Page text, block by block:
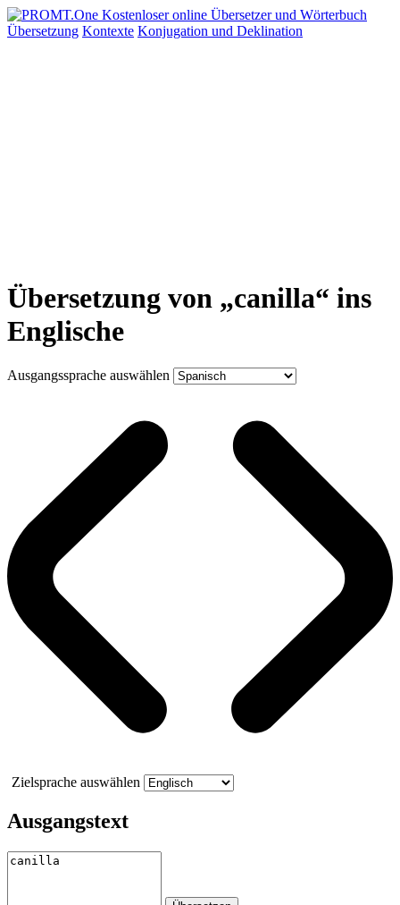
Übersetzung Kontexte Konjugation und Deklination
Übersetzung von „canilla“ ins
Englische
Ausgangssprache auswählen
Zielsprache auswählen
Ausgangstext